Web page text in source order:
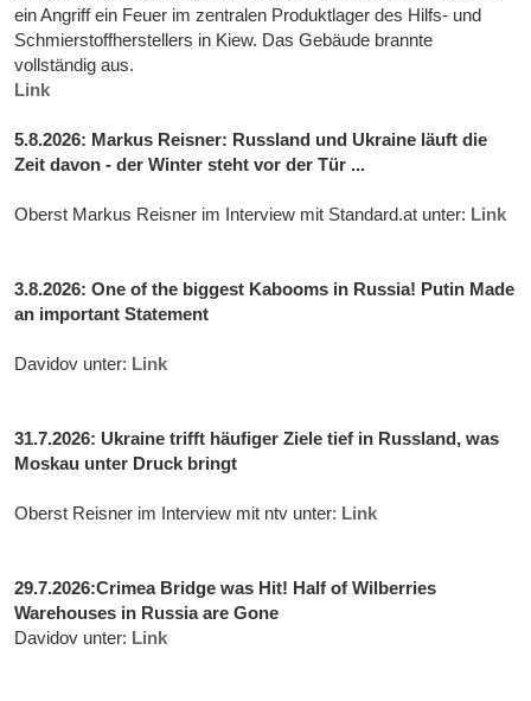
ein Angriff ein Feuer im zentralen Produktlager des Hilfs- und
Schmierstoffherstellers in Kiew. Das Gebäude brannte
vollständig aus.
Link
5.8.2026: Markus Reisner: Russland und Ukraine läuft die
Zeit davon - der Winter steht vor der Tür ...
Oberst Markus Reisner im Interview mit Standard.at unter: Link
3.8.2026: One of the biggest Kabooms in Russia! Putin Made
an important Statement
Davidov unter: Link
31.7.2026: Ukraine trifft häufiger Ziele tief in Russland, was
Moskau unter Druck bringt
Oberst Reisner im Interview mit ntv unter: Link
29.7.2026:Crimea Bridge was Hit! Half of Wilberries
Warehouses in Russia are Gone
Davidov unter: Link